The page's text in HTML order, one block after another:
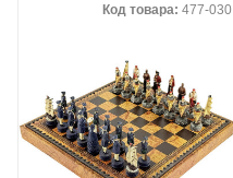
Код товара: 477-030